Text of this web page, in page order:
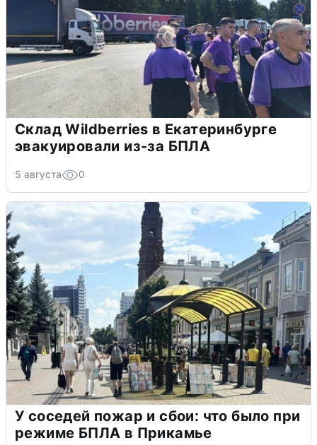
Склад Wildberries в Екатеринбурге
эвакуировали из-за БПЛА
5 августа 0
У соседей пожар и сбои: что было при
режиме БПЛА в Прикамье